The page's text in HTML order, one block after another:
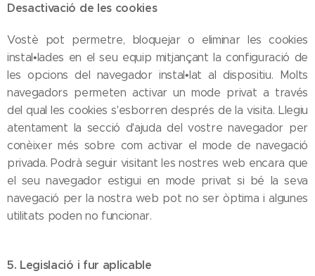
Desactivació de les cookies
Vostè pot permetre, bloquejar o eliminar les cookies
instal•lades en el seu equip mitjançant la configuració de
les opcions del navegador instal•lat al dispositiu. Molts
navegadors permeten activar un mode privat a través
del qual les cookies s'esborren després de la visita. Llegiu
atentament la secció d'ajuda del vostre navegador per
conèixer més sobre com activar el mode de navegació
privada. Podrà seguir visitant les nostres web encara que
el seu navegador estigui en mode privat si bé la seva
navegació per la nostra web pot no ser òptima i algunes
utilitats poden no funcionar.
5. Legislació i fur aplicable